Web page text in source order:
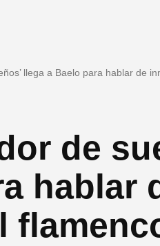
llega a Baelo para hablar de
de
hablar